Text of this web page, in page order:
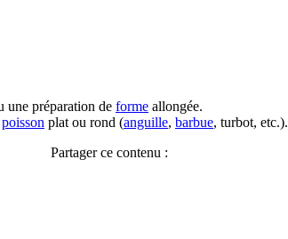
une préparation de forme allongée.
poisson plat ou rond (anguille, barbue, turbot, etc.).
Partager ce contenu :